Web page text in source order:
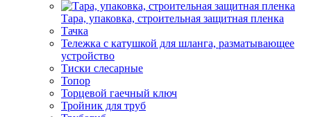
Тара, упаковка, строительная защитная пленка
Тачка
Тележка с катушкой для шланга, разматывающее
устройство
Тиски слесарные
Топор
Торцевой гаечный ключ
Тройник для труб